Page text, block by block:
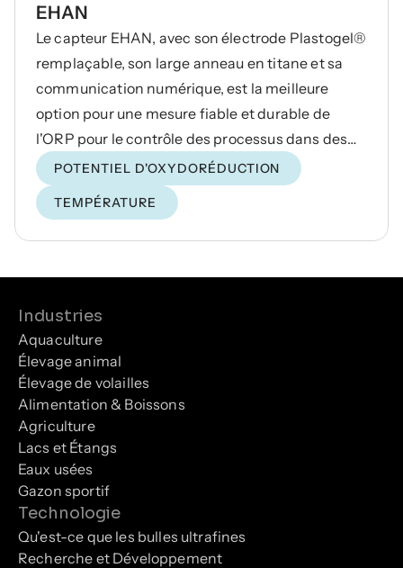
EHAN
Le capteur EHAN, avec son électrode Plastogel®
remplaçable, son large anneau en titane et sa
communication numérique, est la meilleure
option pour une mesure fiable et durable de
l'ORP pour le contrôle des processus dans des
applications exigeantes.
POTENTIEL D'OXYDORÉDUCTION
TEMPÉRATURE
Industries
Aquaculture
Élevage animal
Élevage de volailles
Alimentation & Boissons
Agriculture
Lacs et Étangs
Eaux usées
Gazon sportif
Technologie
Qu'est-ce que les bulles ultrafines
Recherche et Développement